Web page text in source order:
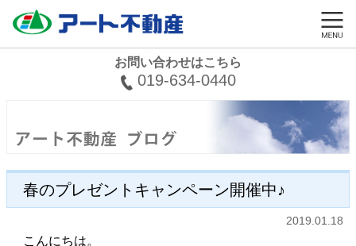
お問い合わせはこちら
019-634-0440
春のプレゼントキャンペーン開催中♪
2019.01.18
こんにちは。